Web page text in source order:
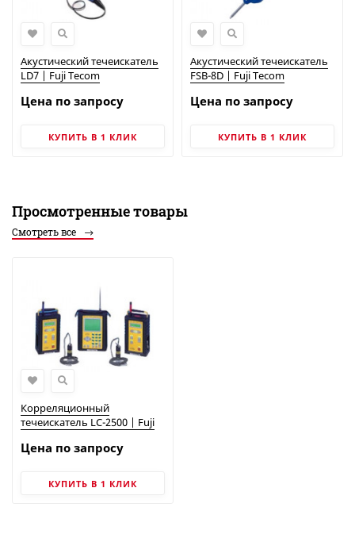
Акустический течеискатель
LD7 | Fuji Tecom
Цена по запросу
КУПИТЬ В 1 КЛИК
Акустический течеискатель
FSB-8D | Fuji Tecom
Цена по запросу
КУПИТЬ В 1 КЛИК
Просмотренные товары
Смотреть все
Корреляционный
течеискатель LC-2500 | Fuji
Цена по запросу
КУПИТЬ В 1 КЛИК